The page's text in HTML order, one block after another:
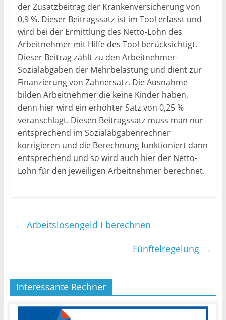
der Zusatzbeitrag der Krankenversicherung von
0,9 %. Dieser Beitragssatz ist im Tool erfasst und
wird bei der Ermittlung des Netto-Lohn des
Arbeitnehmer mit Hilfe des Tool berücksichtigt.
Dieser Beitrag zählt zu den Arbeitnehmer-
Sozialabgaben der Mehrbelastung und dient zur
Finanzierung von Zahnersatz. Die Ausnahme
bilden Arbeitnehmer die keine Kinder haben,
denn hier wird ein erhöhter Satz von 0,25 %
veranschlagt. Diesen Beitragssatz muss man nur
entsprechend im Sozialabgabenrechner
korrigieren und die Berechnung funktioniert dann
entsprechend und so wird auch hier der Netto-
Lohn für den jeweiligen Arbeitnehmer berechnet.
← Arbeitslosengeld I berechnen
Fünftelregelung →
Interessante Rechner